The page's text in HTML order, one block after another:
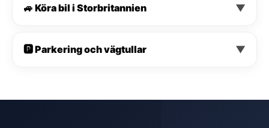
🚙 Köra bil i Storbritannien ▼
🅿️ Parkering och vägtullar ▼